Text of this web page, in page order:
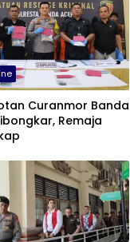
Curanmor Banda
Remaja